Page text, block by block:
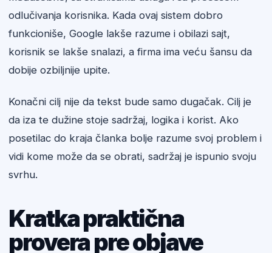
odlučivanja korisnika. Kada ovaj sistem dobro
funkcioniše, Google lakše razume i obilazi sajt,
korisnik se lakše snalazi, a firma ima veću šansu da
dobije ozbiljnije upite.
Konačni cilj nije da tekst bude samo dugačak. Cilj je
da iza te dužine stoje sadržaj, logika i korist. Ako
posetilac do kraja članka bolje razume svoj problem i
vidi kome može da se obrati, sadržaj je ispunio svoju
svrhu.
Kratka praktična
provera pre objave